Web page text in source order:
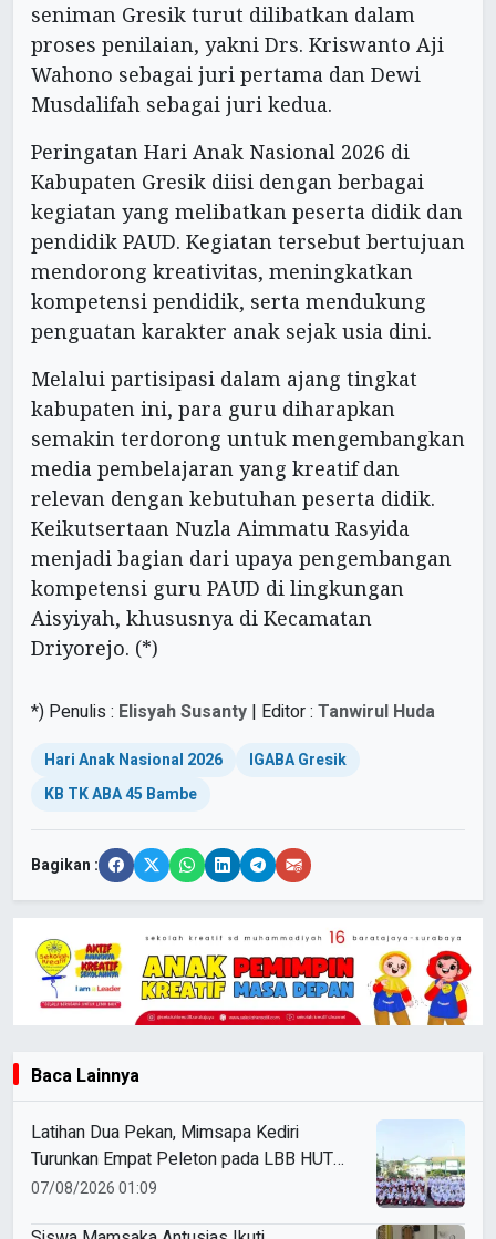
seniman Gresik turut dilibatkan dalam
proses penilaian, yakni Drs. Kriswanto Aji
Wahono sebagai juri pertama dan Dewi
Musdalifah sebagai juri kedua.
Peringatan Hari Anak Nasional 2026 di
Kabupaten Gresik diisi dengan berbagai
kegiatan yang melibatkan peserta didik dan
pendidik PAUD. Kegiatan tersebut bertujuan
mendorong kreativitas, meningkatkan
kompetensi pendidik, serta mendukung
penguatan karakter anak sejak usia dini.
Melalui partisipasi dalam ajang tingkat
kabupaten ini, para guru diharapkan
semakin terdorong untuk mengembangkan
media pembelajaran yang kreatif dan
relevan dengan kebutuhan peserta didik.
Keikutsertaan Nuzla Aimmatu Rasyida
menjadi bagian dari upaya pengembangan
kompetensi guru PAUD di lingkungan
Aisyiyah, khususnya di Kecamatan
Driyorejo. (*)
*) Penulis : Elisyah Susanty | Editor : Tanwirul Huda
Hari Anak Nasional 2026
IGABA Gresik
KB TK ABA 45 Bambe
Bagikan :
Baca Lainnya
Latihan Dua Pekan, Mimsapa Kediri
Turunkan Empat Peleton pada LBB HUT
Ke-81 RI Kecamatan Pare
07/08/2026 01:09